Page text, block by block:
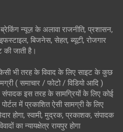
न्यूज़ के अलावा राजनीति, प्रशासन,
बिजनेस, सेहत, ब्यूटी, रोजगार
जाती है।
भी तरह के विवाद के लिए साइट के कुछ
( समाचार / फोटो / विडियो आदि )
संपादक इस तरह के सामग्रियों के लिए कोई
में प्रकाशित ऐसी सामग्री के लिए
होगा, स्वामी, मुद्रक, प्रकाशक, संपादक
का न्यायक्षेत्र रायपुर होगा